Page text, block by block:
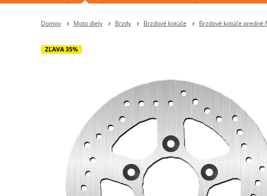
Domov Moto diely Brzdy Brzdové kotúče Brzdové kotúče predné
ZĽAVA 35%